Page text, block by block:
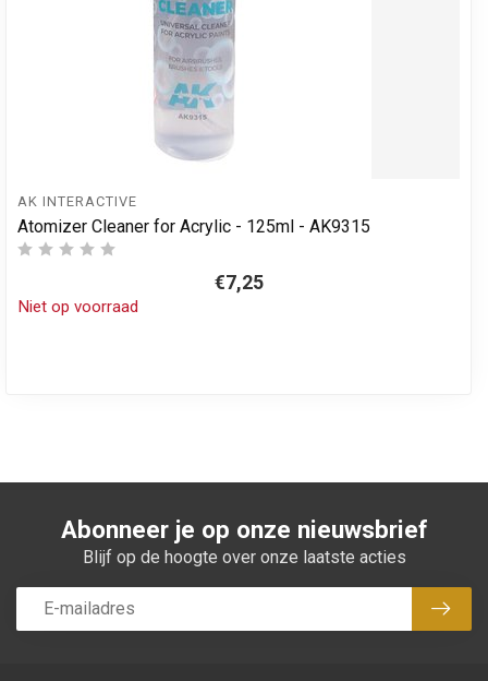
AK INTERACTIVE
Atomizer Cleaner for Acrylic - 125ml - AK9315
€7,25
Niet op voorraad
Abonneer je op onze nieuwsbrief
Blijf op de hoogte over onze laatste acties